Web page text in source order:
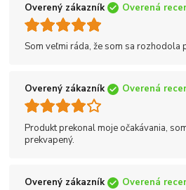
Overený zákazník Overená
Som veľmi ráda, že som sa rozhodola
Overený zákazník Overená
Produkt prekonal moje očakávania,
prekvapený.
Overený zákazník Overená